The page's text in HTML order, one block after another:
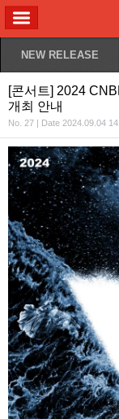
NEW RELEASE
[콘서트] 2024
개최 안내
No. 27 | Date 2024.09.04